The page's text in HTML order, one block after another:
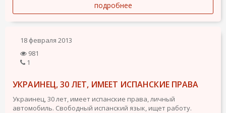
подробнее
18 февраля 2013
981
1
УКРАИНЕЦ, 30 ЛЕТ, ИМЕЕТ ИСПАНСКИЕ ПРАВА
Украинец, 30 лет, имеет испанские права, личный
автомобиль. Свободный испанский язык, ищет работу.